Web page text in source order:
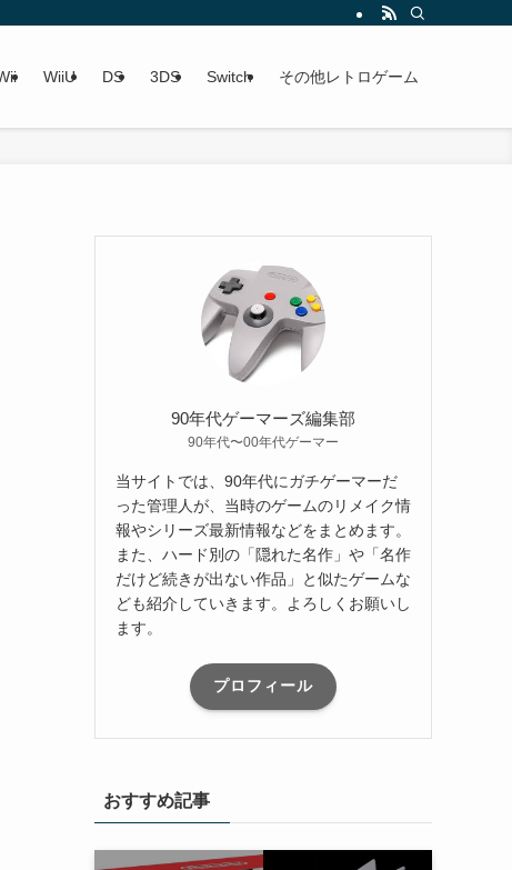
WiiU DS 3DS Switch その他レトロゲーム
90年代ゲーマーズ編集部
90年代〜00年代ゲーマー
当サイトでは、90年代にガチゲーマーだ
った管理人が、当時のゲームのリメイク情
報やシリーズ最新情報などをまとめます。
また、ハード別の「隠れた名作」や「名作
だけど続きが出ない作品」と似たゲームな
ども紹介していきます。よろしくお願いし
ます。
プロフィール
おすすめ記事